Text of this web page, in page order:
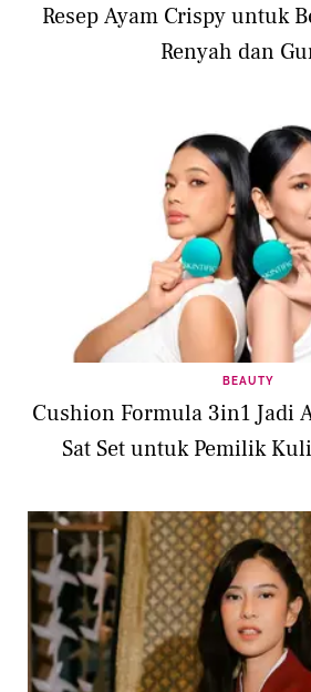
Resep Ayam Crispy untuk
Renyah dan
BEAUTY
Cushion Formula 3in1 Jadi
Sat Set untuk Pemilik